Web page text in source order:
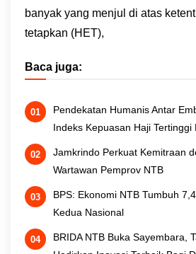
banyak yang menjul di atas
tetapkan (HET),
Baca juga:
Pendekatan Humanis Antar
Indeks Kepuasan Haji Tertinggi
Jamkrindo Perkuat Kemitraan
Wartawan Pemprov NTB
BPS: Ekonomi NTB Tumbuh
Kedua Nasional
BRIDA NTB Buka Sayembara,